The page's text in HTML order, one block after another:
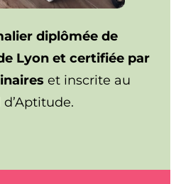
diplômée de
de Lyon et certifiée par
et inscrite au